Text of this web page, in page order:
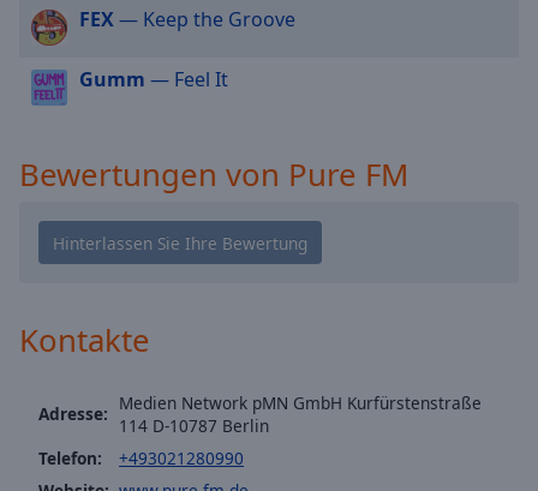
close
window.
Color
Opacity
Background
Color
Opacity
FEX— Keep the Groove
Gumm — Feel It
Bewertungen von Pure FM
Kontakte
Adresse: Medien Network pMN GmbH Kurfürstenstraße
114 D-10787 Berlin
Telefon:
+493021280990